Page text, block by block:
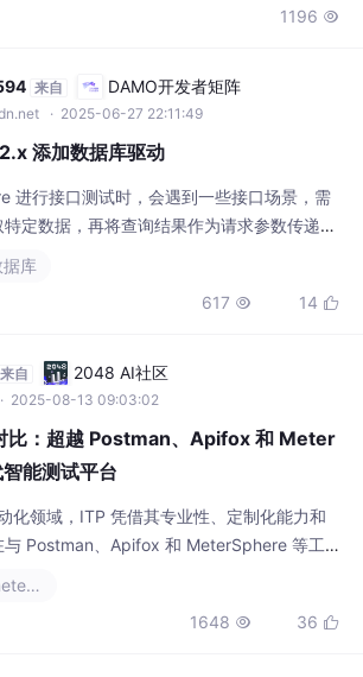
1196 
来自 DAMO开发者矩阵
· 2025-06-27 22:11:49
添加数据库驱动
进行接口测试时，会遇到一些接口场景，需
定数据，再将查询结果作为请求参数传递给
默认仅支持 MySQL、Oracle、S
库（例如 ClickHouse），则需通过编写脚本
库
617  14 
来自 2048 AI社区
· 2025-08-13 09:03:02
比：超越 Postman、Apifox 和 Meter
能测试平台
化领域，ITP 凭借其专业性、定制化能力和
与 Postman、Apifox 和 MeterSphere 等工
化、自动化方向发展。ITP 是一款专为接口自
#metersphere
1648  36 